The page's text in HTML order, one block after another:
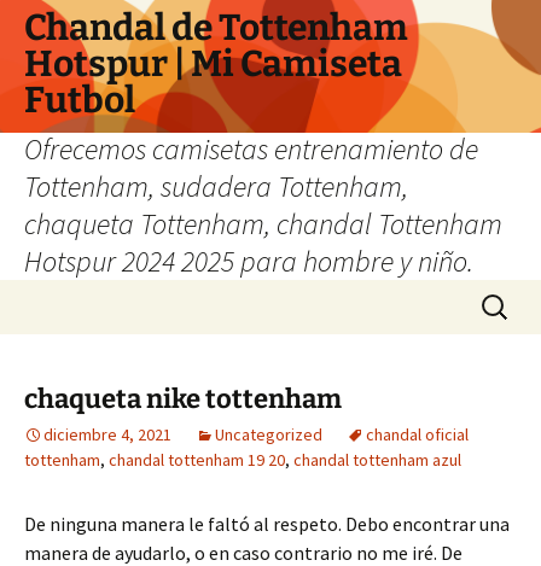
Chandal de Tottenham
Hotspur | Mi Camiseta
Futbol
Ofrecemos camisetas entrenamiento de
Tottenham, sudadera Tottenham,
chaqueta Tottenham, chandal Tottenham
Hotspur 2024 2025 para hombre y niño.
Buscar:
chaqueta nike tottenham
diciembre 4, 2021 Uncategorized
chandal oficial
tottenham, chandal tottenham 19 20, chandal tottenham azul
De ninguna manera le faltó al respeto. Debo encontrar una
manera de ayudarlo, o en caso contrario no me iré. De